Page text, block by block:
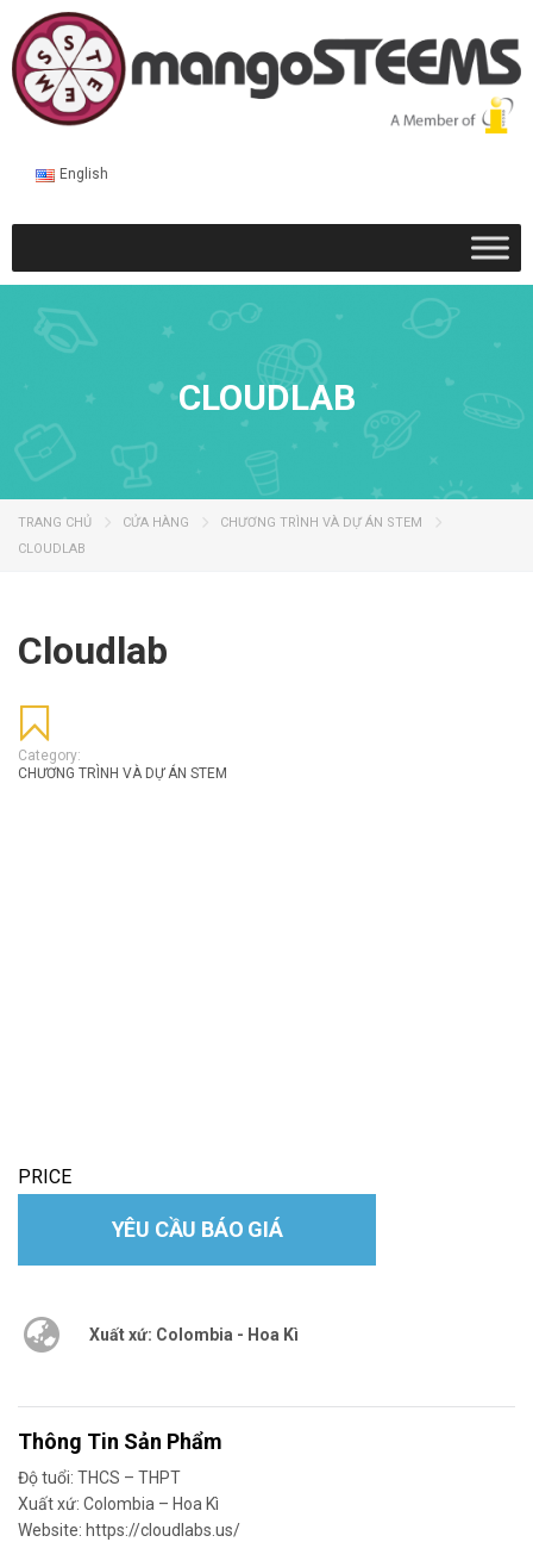
English
CLOUDLAB
TRANG CHỦ CỬA HÀNG
CHƯƠNG TRÌNH VÀ DỰ ÁN STEM
CLOUDLAB
Cloudlab
Category:
CHƯƠNG TRÌNH VÀ DỰ ÁN STEM
PRICE
YÊU CẦU BÁO GIÁ
Xuất xứ: Colombia - Hoa Kì
Thông Tin Sản Phẩm
Độ tuổi: THCS – THPT
Xuất xứ: Colombia – Hoa Kì
Website: https://cloudlabs.us/